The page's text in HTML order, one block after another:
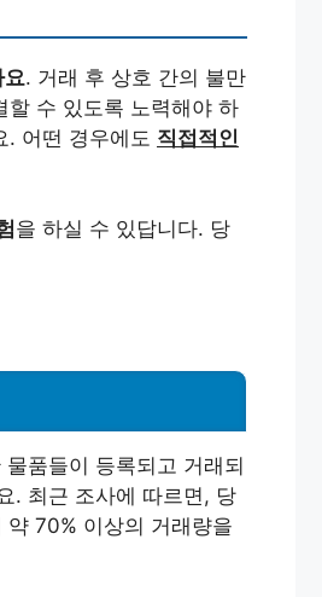
. 거래 후 상호 간의 불만
할 수 있도록 노력해야 하
. 어떤 경우에도 직접적인
을 하실 수 있답니다. 당
품들이 등록되고 거래되
. 최근 조사에 따르면, 당
약 70% 이상의 거래량을